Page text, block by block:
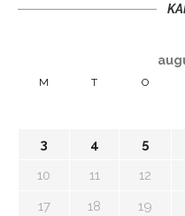
M T O
3
4 5
10
11 12
17
18 19